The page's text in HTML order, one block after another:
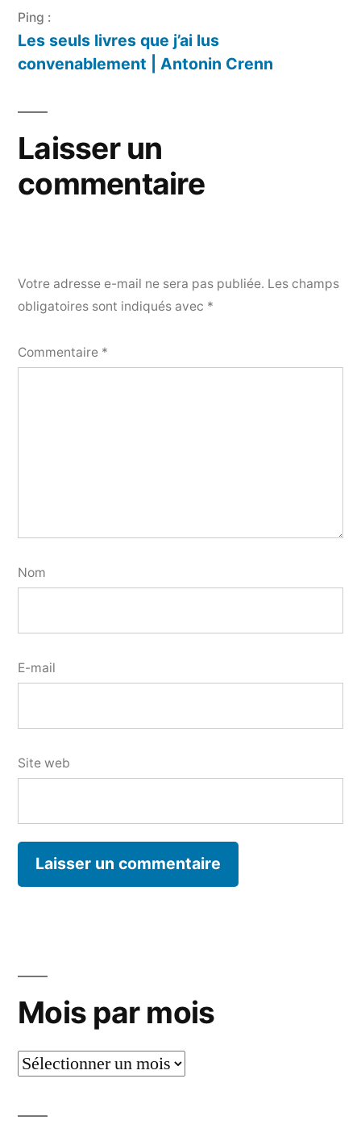
Ping :
Les seuls livres que j’ai lus
convenablement | Antonin Crenn
Laisser un
commentaire
Votre adresse e-mail ne sera pas publiée. Les champs
obligatoires sont indiqués avec *
Commentaire *
Nom
E-mail
Site web
Mois par mois
Mois